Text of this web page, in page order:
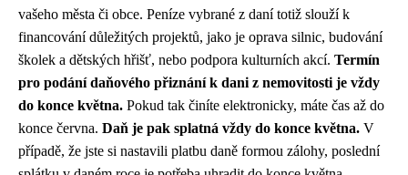
vašeho města či obce. Peníze vybrané z daní totiž slouží k
financování důležitých projektů, jako je oprava silnic, budování
školek a dětských hřišť, nebo podpora kulturních akcí. Termín
pro podání daňového přiznání k dani z nemovitosti je vždy
do konce května. Pokud tak činíte elektronicky, máte čas až do
konce června. Daň je pak splatná vždy do konce května. V
případě, že jste si nastavili platbu daně formou zálohy, poslední